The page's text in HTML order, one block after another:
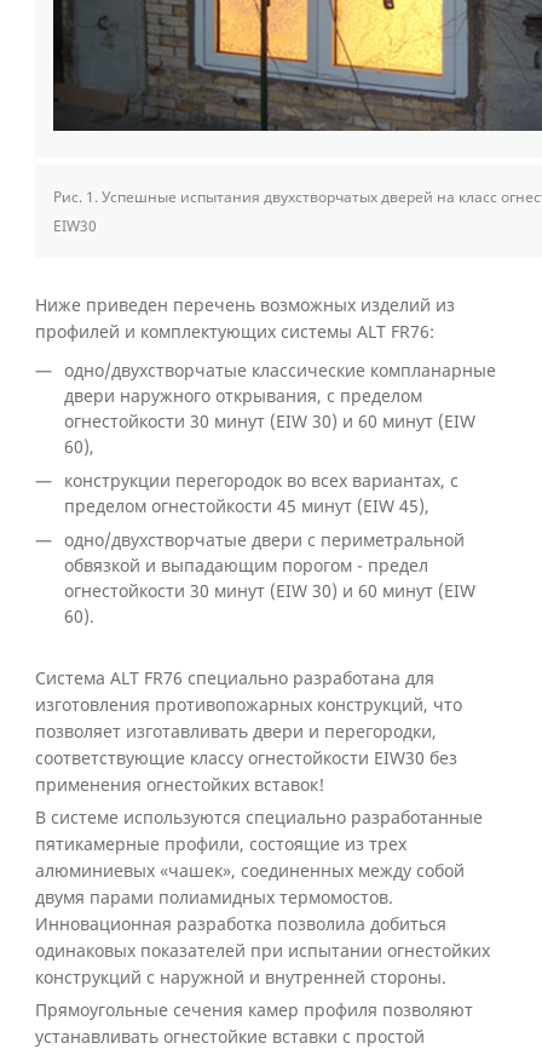
Рис. 1.Успешные испытания двухстворчатых дверей на класс
EIW30
Ниже приведен перечень возможных изделий из
профилей и комплектующих системы ALT FR76:
одно/двухстворчатые классические компланарные
двери наружного открывания, с пределом
огнестойкости 30 минут (EIW 30) и 60 минут (EIW
60),
конструкции перегородок во всех вариантах, с
пределом огнестойкости 45 минут (EIW 45),
одно/двухстворчатые двери с периметральной
обвязкой и выпадающим порогом - предел
огнестойкости 30 минут (EIW 30) и 60 минут (EIW
60).
Система ALT FR76 специально разработана для
изготовления противопожарных конструкций, что
позволяет изготавливать двери и перегородки,
соответствующие классу огнестойкости EIW30 без
применения огнестойких вставок!
В системе используются специально разработанные
пятикамерные профили, состоящие из трех
алюминиевых «чашек», соединенных между собой
двумя парами полиамидных термомостов.
Инновационная разработка позволила добиться
одинаковых показателей при испытании огнестойких
конструкций с наружной и внутренней стороны.
Прямоугольные сечения камер профиля позволяют
устанавливать огнестойкие вставки с простой